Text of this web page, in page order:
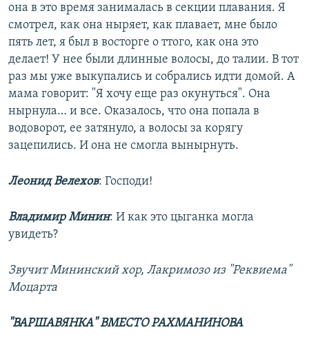
она в это время занималась в секции плавания. Я
смотрел, как она ныряет, как плавает, мне было
пять лет, я был в восторге о ттого, как она это
делает! У нее были длинные волосы, до талии. В тот
раз мы уже выкупались и собрались идти домой. А
мама говорит: "Я хочу еще раз окунуться". Она
нырнула… и все. Оказалось, что она попала в
водоворот, ее затянуло, а волосы за корягу
зацепились. И она не смогла вынырнуть.
Леонид Велехов: Господи!
Владимир Минин: И как это цыганка могла
увидеть?
Звучит Мининский хор, Лакримозо из "Реквиема"
Моцарта
"ВАРШАВЯНКА" ВМЕСТО РАХМАНИНОВА